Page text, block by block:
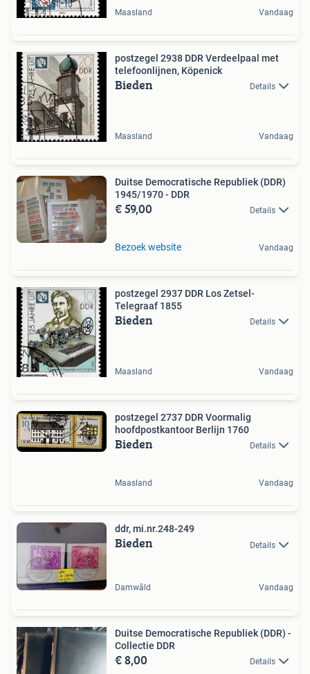
Maasland Vandaag
postzegel 2938 DDR Verdeelpaal met
telefoonlijnen, Köpenick
Bieden Details
Maasland Vandaag
Duitse Democratische Republiek (DDR)
1945/1970 - DDR
€ 59,00 Details
Bezoek website Vandaag
postzegel 2937 DDR Los Zetsel-
Telegraaf 1855
Bieden Details
Maasland Vandaag
postzegel 2737 DDR Voormalig
hoofdpostkantoor Berlijn 1760
Bieden Details
Maasland Vandaag
ddr, mi.nr.248-249
Bieden Details
Damwâld Vandaag
Duitse Democratische Republiek (DDR) -
Collectie DDR
€ 8,00 Details